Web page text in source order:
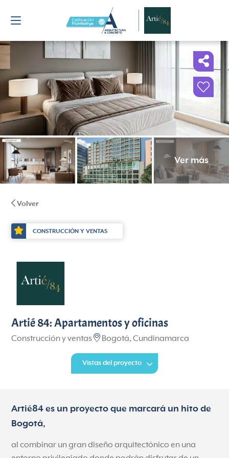
Ver más
Volver
CONSTRUCCIÓN Y VENTAS
Artié 84: Apartamentos y oficinas
Construcción y ventas Bogotá, Cundinamarca
Vistas del proyecto
Artié84 es un proyecto que marcará un hito de
Bogotá,
al combinar un gran diseño arquitectónico en una